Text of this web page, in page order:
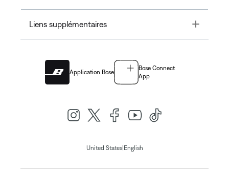
Liens supplémentaires Toggle
Application Bose
Bose Connect
App
United States| English